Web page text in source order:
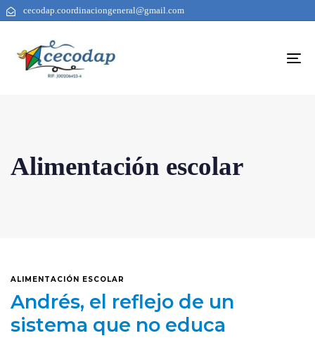
cecodap.coordinaciongeneral@gmail.com
Alimentación escolar
ALIMENTACIÓN ESCOLAR
Andrés, el reflejo de un
sistema que no educa